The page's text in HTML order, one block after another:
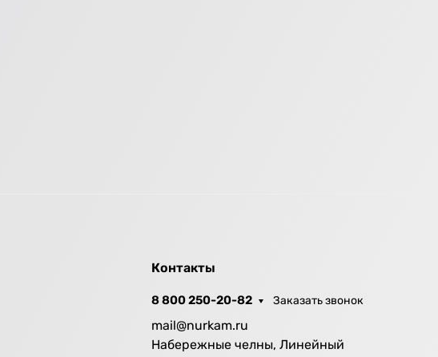
Контакты
8 800 250-20-82 Заказать звонок
mail@nurkam.ru
Набережные челны, Линейный